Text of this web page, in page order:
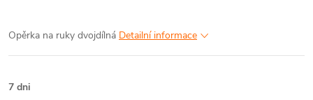
Opěrka na ruky dvojdílná Detailní informace
7 dni